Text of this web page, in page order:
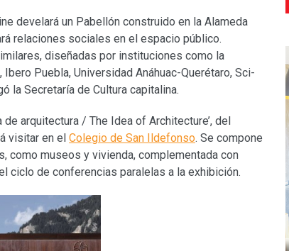
develará un Pabellón construido en la Alameda
relaciones sociales en el espacio público.
diseñadas por instituciones como la
Puebla, Universidad Anáhuac-Querétaro, Sci-
la Secretaría de Cultura capitalina.
arquitectura / The Idea of Architecture’, del
visitar en el Colegio de San Ildefonso. Se compone
como museos y vivienda, complementada con
ciclo de conferencias paralelas a la exhibición.